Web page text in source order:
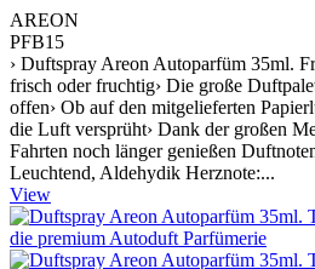
AREON
PFB15
› Duftspray Areon Autoparfüm 35ml.
frisch oder fruchtig› Die große
offen› Ob auf den mitgelieferten
die Luft versprüht› Dank der großen
Fahrten noch länger genießen
Leuchtend, Aldehydik Herznote:...
View